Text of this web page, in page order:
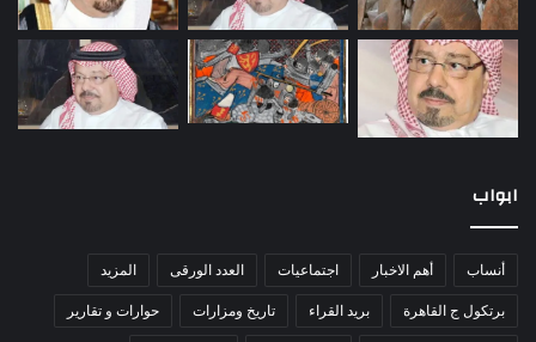
ابواب
أنساب أهم الاخبار اجتماعيات العدد الورقى المزيد
برتكول ج القاهرة بريد القراء تاريخ ومزارات حوارات و تقارير